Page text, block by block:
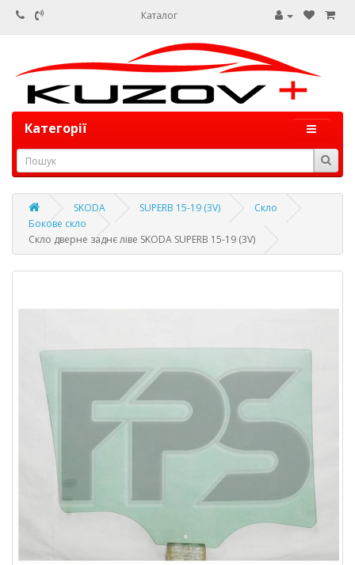
Каталог
Категорії
SKODA SUPERB 15-19 (3V)
Скло
Бокове скло
Скло дверне заднє ліве SKODA SUPERB 15-19 (3V)